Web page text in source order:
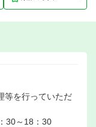
等を行っていただ
30～18：30